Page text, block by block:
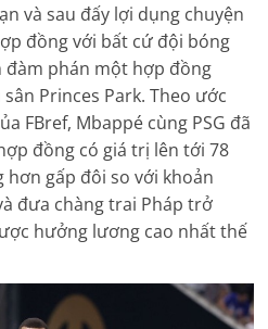
và sau đấy lợi dụng chuyện
đồng với bất cứ đội bóng
đàm phán một hợp đồng
sân Princes Park. Theo ước
FBref, Mbappé cùng PSG đã
đồng có giá trị lên tới 78
gấp đôi so với khoản
đưa chàng trai Pháp trở
hưởng lương cao nhất thế